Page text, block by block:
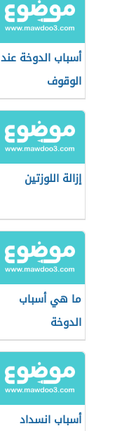
أسباب الدوخة عند
الوقوف
إزالة اللوزتين
ما هي أسباب
الدوخة
أسباب انسداد